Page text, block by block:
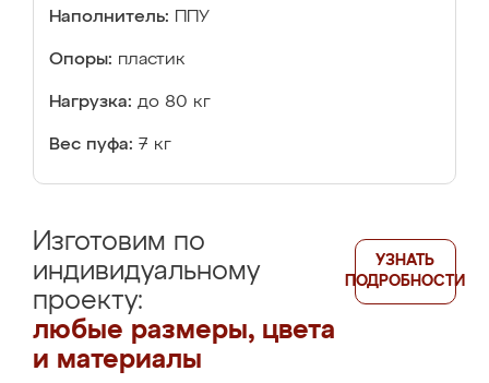
Наполнитель: ППУ
Опоры: пластик
Нагрузка: до 80 кг
Вес пуфа: 7 кг
Изготовим по
индивидуальному
проекту:
любые размеры, цвета
и материалы
УЗНАТЬ
ПОДРОБНОСТИ